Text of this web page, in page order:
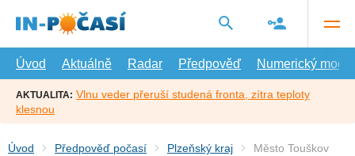
hlavní
Úvod
Aktuálně Radar Předpověď Numerický model
AKTUALITA: Vlnu veder přeruší studená fronta, zítra teploty
klesnou
Úvod Předpověď počasí Plzeňský kraj Město Touškov